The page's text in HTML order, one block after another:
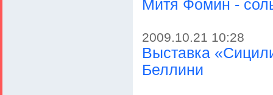
Митя Фомин -
2009.10.21 10:28
Выставка
Беллини